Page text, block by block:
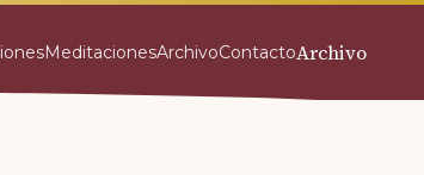
MeditacionesArchivoContactoArchivo